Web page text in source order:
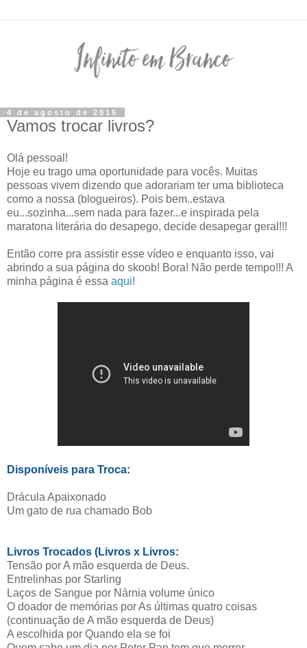
4 de agosto de 2015
Vamos trocar livros?
Olá pessoal!
Hoje eu trago uma oportunidade para vocês. Muitas
pessoas vivem dizendo que adorariam ter uma biblioteca
como a nossa (blogueiros). Pois bem..estava
eu...sozinha...sem nada para fazer...e inspirada pela
maratona literária do desapego, decide desapegar geral!!!
Então corre pra assistir esse vídeo e enquanto isso, vai
abrindo a sua página do skoob! Bora! Não perde tempo!!! A
minha página é essa aqui!
Disponíveis para Troca:
Drácula Apaixonado
Um gato de rua chamado Bob
Livros Trocados (Livros x Livros:
Tensão por A mão esquerda de Deus.
Entrelinhas por Starling
Laços de Sangue por Nárnia volume único
O doador de memórias por As últimas quatro coisas
(continuação de A mão esquerda de Deus)
A escolhida por Quando ela se foi